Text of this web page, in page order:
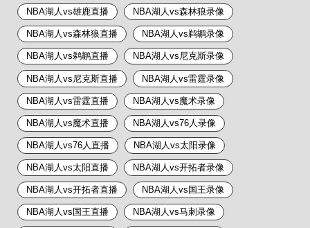
NBA湖人vs雄鹿直播 NBA湖人vs森林狼录像
NBA湖人vs森林狼直播 NBA湖人vs鹈鹕录像
NBA湖人vs鹈鹕直播 NBA湖人vs尼克斯录像
NBA湖人vs尼克斯直播 NBA湖人vs雷霆录像
NBA湖人vs雷霆直播 NBA湖人vs魔术录像
NBA湖人vs魔术直播 NBA湖人vs76人录像
NBA湖人vs76人直播 NBA湖人vs太阳录像
NBA湖人vs太阳直播 NBA湖人vs开拓者录像
NBA湖人vs开拓者直播 NBA湖人vs国王录像
NBA湖人vs国王直播 NBA湖人vs马刺录像